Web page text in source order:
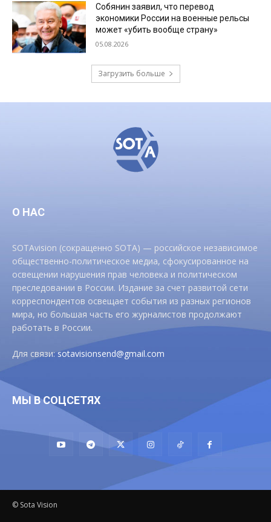
Собянин заявил, что перевод
экономики России на военные рельсы
может «убить вообще страну»
05.08.2026
Загрузить больше
О НАС
SOTAvision (сокращенно SOTA) — российское независимое
общественно-политическое медиа, сфокусированное на
освещении нарушения прав человека и политическом
преследовании в России. Издание за счет развитой сети
корреспондентов освещает события из разных регионов
мира, но большая часть его журналистов продолжают
работать в России.
Для связи:sotavisionsend@gmail.com
МЫ В СОЦСЕТЯХ
© Sota Vision